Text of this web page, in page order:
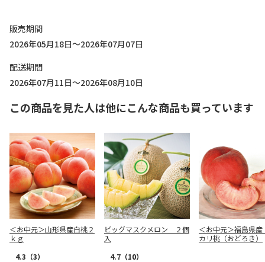
販売期間
2026年05月18日～2026年07月07日
配送期間
2026年07月11日～2026年08月10日
この商品を見た人は他にこんな商品も買っています
＜お中元＞山形県産白桃２
ｋｇ
4.3 （3）
ビッグマスクメロン ２個
入
4.7 （10）
＜お中元＞福島県
カリ桃（おどろき）